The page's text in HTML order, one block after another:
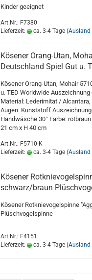
Kinder geeignet
Art.Nr.: F7380
Lieferzeit:
ca. 3-4 Tage (Ausland
Kösener Orang-Utan,
Deutschland Spiel Gut u.
Kösener Orang-Utan, Mohair
u. TED Worldwide
Material: Lederimitat /
Augen: Kunststoff
Handwäsche 30° Farbe:
21 cm x H 40 cm
Art.Nr.: F5710-K
Lieferzeit:
ca. 3-4 Tage (Ausland
Kösener
schwarz/braun
Kösener Rotknievogelspinne
Plüschvogelspinne
Art.Nr.: F4151
Lieferzeit:
ca. 3-4 Tage (Ausland